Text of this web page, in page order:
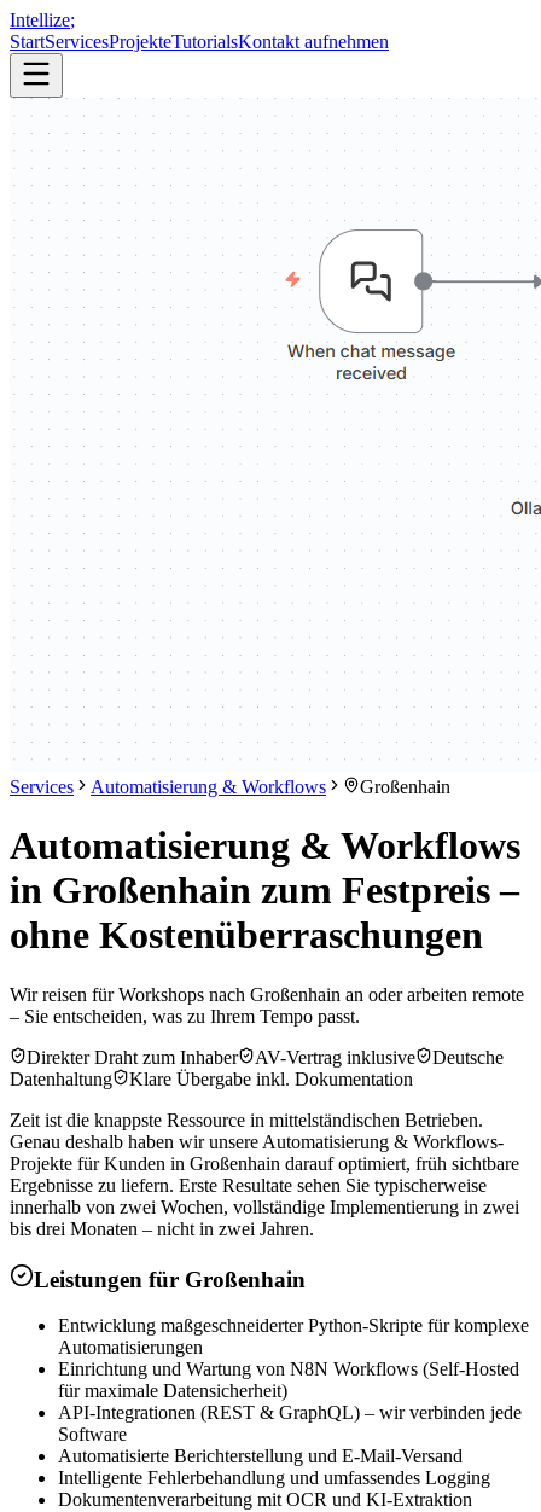
Intellize;
StartServicesProjekteTutorialsKontakt aufnehmen
Services Automatisierung & Workflows Großenhain
Automatisierung & Workflows
in Großenhain zum Festpreis –
ohne Kostenüberraschungen
Wir reisen für Workshops nach Großenhain an oder arbeiten remote
– Sie entscheiden, was zu Ihrem Tempo passt.
Direkter Draht zum Inhaber
AV-Vertrag inklusive
Deutsche
Datenhaltung
Klare Übergabe inkl. Dokumentation
Zeit ist die knappste Ressource in mittelständischen Betrieben.
Genau deshalb haben wir unsere Automatisierung & Workflows-
Projekte für Kunden in Großenhain darauf optimiert, früh sichtbare
Ergebnisse zu liefern. Erste Resultate sehen Sie typischerweise
innerhalb von zwei Wochen, vollständige Implementierung in zwei
bis drei Monaten – nicht in zwei Jahren.
Leistungen für Großenhain
Entwicklung maßgeschneiderter Python-Skripte für komplexe
Automatisierungen
Einrichtung und Wartung von N8N Workflows (Self-Hosted
für maximale Datensicherheit)
API-Integrationen (REST & GraphQL) – wir verbinden jede
Software
Automatisierte Berichterstellung und E-Mail-Versand
Intelligente Fehlerbehandlung und umfassendes Logging
Dokumentenverarbeitung mit OCR und KI-Extraktion